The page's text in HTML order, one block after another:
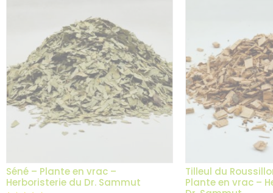
1 avis
Séné – Plante en vrac –
Herboristerie du Dr. Sammut
Tilleul du
Plante en vrac –